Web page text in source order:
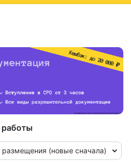
размещения (новые сначала)